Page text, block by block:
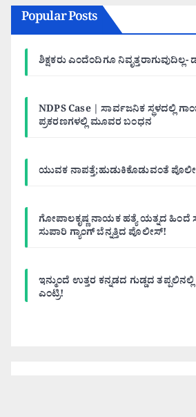
Popular Posts
ಶಿಕ್ಷಕರು ಎಂದೆಂದಿಗೂ ನಿವೃತ್ತರಾಗುವುದಿಲ್ಲ-
NDPS Case | ಸಾರ್ವಜನಿಕ ಸ್ಥಳದಲ್ಲಿ
ಪ್ರಕರಣಗಳಲ್ಲಿ ಮೂವರ ಬಂಧನ
ಯುವಕ ನಾಪತ್ತೆ;ಹುಡುಕಿಕೊಡುವಂತೆ
ಗೋಪಾಲಕೃಷ್ಣ ನಾಯಕ ಹತ್ಯೆ ಯತ್ನದ
ಸುಪಾರಿ ಗ್ಯಾಂಗ್ ಬೆನ್ನತ್ತಿದ ಪೊಲೀಸ್!
ಇನ್ಮುಂದೆ ಉತ್ತರ ಕನ್ನಡದ ಗುಡ್ಡದ
ಎಂಟ್ರಿ!